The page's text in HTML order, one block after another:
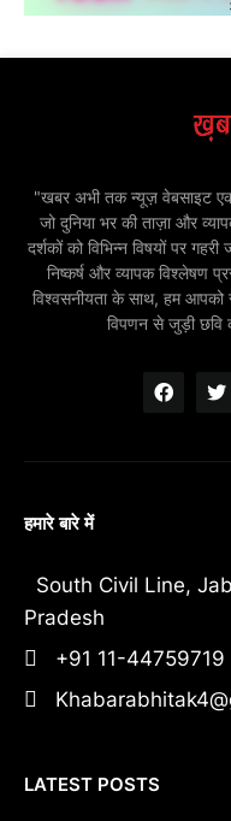
"खबर अभी तक न्यूज़ वेबसाइट एक
जो दुनिया भर की ताज़ा और
दर्शकों को विभिन्न विषयों पर
निष्कर्ष और व्यापक विश्लेषण
विश्वसनीयता के साथ, हम आपको
विपणन से जुड़ी छवि
हमारे बारे में
South Civil Line,
Pradesh
+91 11-44759719
LATEST POSTS